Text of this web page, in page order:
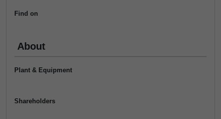
Find on
About
Plant & Equipment
Shareholders